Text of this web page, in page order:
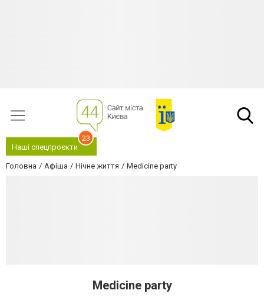
Наші спецпроєкти
23
Головна Афіша Нічне життя Medicine party
Medicine party